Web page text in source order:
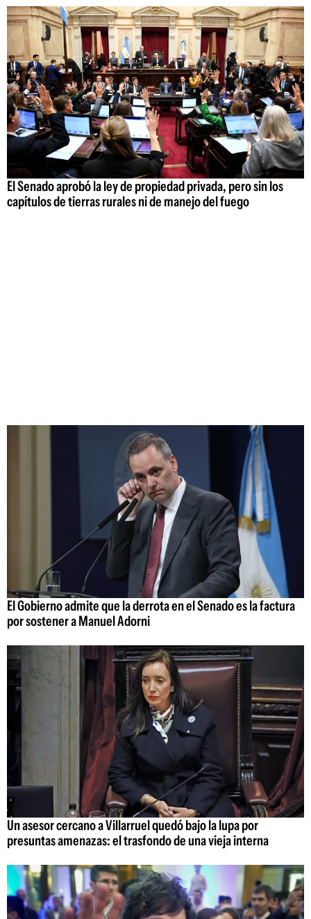
El Senado aprobó la ley de propiedad privada, pero sin los
capítulos de tierras rurales ni de manejo del fuego
El Gobierno admite que la derrota en el Senado es la factura
por sostener a Manuel Adorni
Un asesor cercano a Villarruel quedó bajo la lupa por
presuntas amenazas: el trasfondo de una vieja interna